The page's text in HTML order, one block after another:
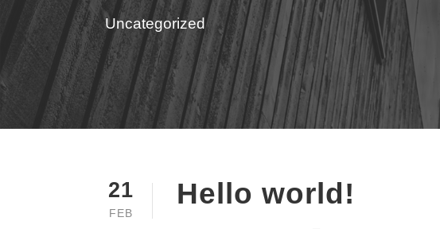
Uncategorized
21
FEB
Hello world!